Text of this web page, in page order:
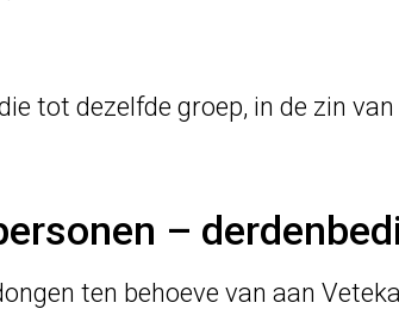
tot dezelfde groep, in de zin
–
ten behoeve van aan